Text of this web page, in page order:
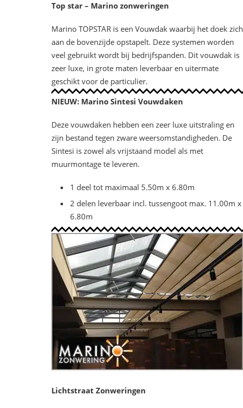
Top star – Marino zonweringen
Marino TOPSTAR is een Vouwdak waarbij het doek zich
aan de bovenzijde opstapelt. Deze systemen worden
veel gebruikt wordt bij bedrijfspanden. Dit vouwdak is
zeer luxe, in grote maten leverbaar en uitermate
geschikt voor de particulier.
NIEUW: Marino Sintesi Vouwdaken
Deze vouwdaken hebben een zeer luxe uitstraling en
zijn bestand tegen zware weersomstandigheden. De
Sintesi is zowel als vrijstaand model als met
muurmontage te leveren.
1 deel tot maximaal 5.50m x 6.80m
2 delen leverbaar incl. tussengoot max. 11.00m x
6.80m
Lichtstraat Zonweringen